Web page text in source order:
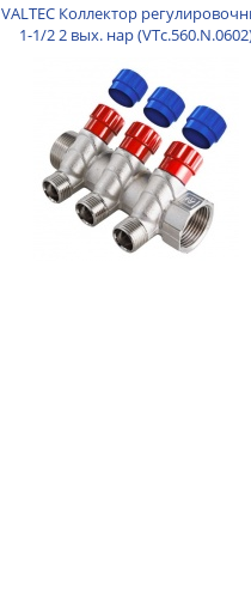
VALTEC Коллектор
1-1/2 2 вых. нар